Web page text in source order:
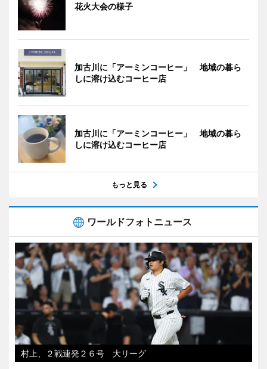
花火大会の様子
加古川に「アーミンコーヒー」 地域の暮ら
しに溶け込むコーヒー店
加古川に「アーミンコーヒー」 地域の暮ら
しに溶け込むコーヒー店
もっと見る
ワールドフォトニュース
村上、２戦連発２６号 大リーグ